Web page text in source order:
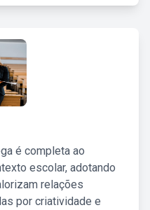
é completa ao
escolar, adotando
relações
por criatividade e